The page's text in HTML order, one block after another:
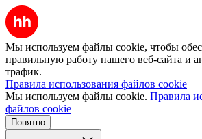
Мы используем файлы cookie, чтобы
правильную работу нашего веб-сайта и
трафик.
Правила использования файлов cookie
Мы используем файлы cookie. Правила
файлов cookie
Понятно